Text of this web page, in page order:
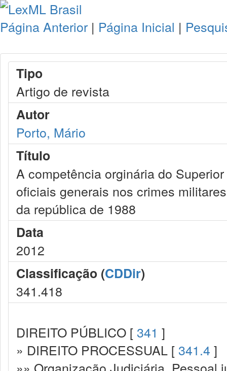
Página Anterior | Página Inicial |
Tipo
Artigo de revista
Autor
Porto, Mário
Título
A competência orginária do
oficiais generais nos crimes
da república de 1988
Data
2012
Classificação (CDDir)
341.418
DIREITO PÚBLICO [ 341 ]
» DIREITO PROCESSUAL [ 341.4 ]